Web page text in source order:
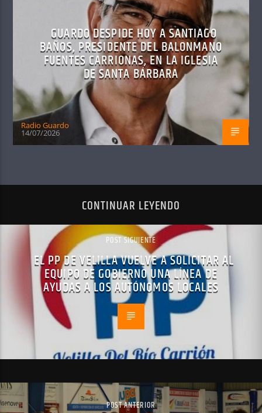
GUARDO DESPIDE HOY A SANTIAGO
BAÑOS, PRESIDENTE DEL BALONMANO
FUENTES CARRIONAS, EN LA IGLESIA
DE SANTA BÁRBARA
Radio Guardo
14/07/2026
CONTINUAR LEYENDO
POST SIGUIENTE
EL PP DE VELILLA VUELVE A SOLICITAR AL
EQUIPO DE GOBIERNO UNA LÍNEA DE
AYUDAS A LOS AUTÓNOMOS LOCALES
POST ANTERIOR